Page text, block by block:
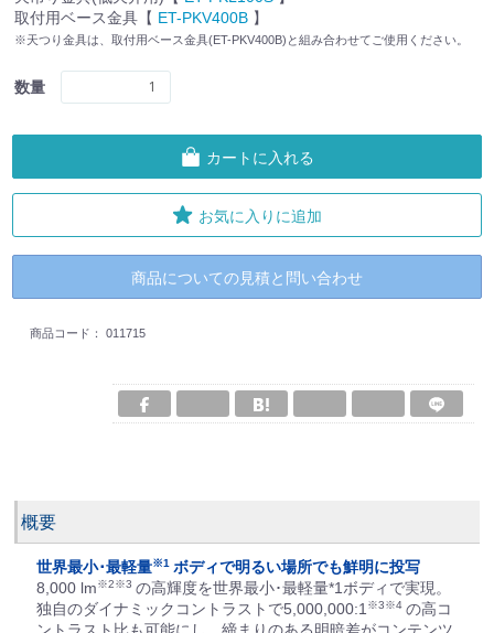
取付用ベース金具【 ET-PKV400B 】
※天つり金具は、取付用ベース金具(ET-PKV400B)と組み合わせてご使用ください。
数量
カートに入れる
お気に入りに追加
商品についての見積と問い合わせ
商品コード： 011715
概要
世界最小･最軽量※1 ボディで明るい場所でも鮮明に投写
8,000 lm※2※3 の高輝度を世界最小･最軽量*1ボディで実現。
独自のダイナミックコントラストで5,000,000:1 ※3※4 の高コ